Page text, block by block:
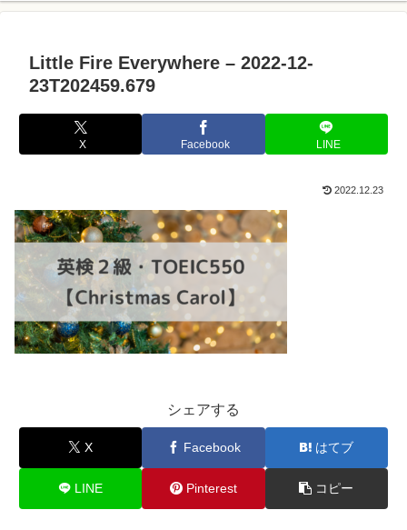
Little Fire Everywhere – 2022-12-
23T202459.679
X Facebook LINE
2022.12.23
シェアする
X Facebook はてブ
LINE Pinterest コピー